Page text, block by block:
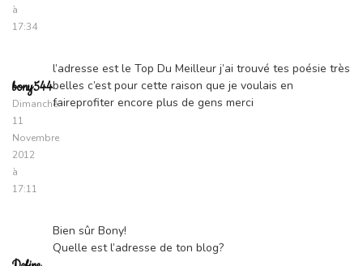
à
17:34
bony544
Dimanche
11
Novembre
2012
à
17:11
l’adresse est le Top Du Meilleur j’ai trouvé tes poésie très
belles c’est pour cette raison que je voulais en
faireprofiter encore plus de gens merci
Bien sûr Bony!
Quelle est l’adresse de ton blog?